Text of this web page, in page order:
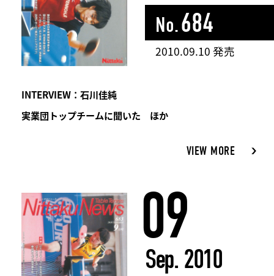
No.684
2010.09.10 発売
INTERVIEW：石川佳純
実業団トップチームに聞いた ほか
VIEW MORE
09
Sep. 2010